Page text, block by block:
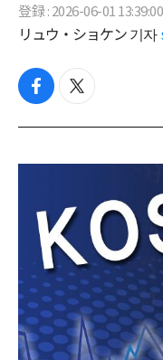
登録 : 2026-06-01 13:39:00
リュウ・ショケン 기자
f
c
b
k
t
i
t